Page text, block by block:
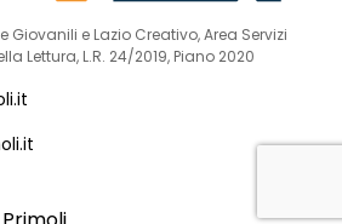
Giovanili e Lazio Creativo, Area Servizi
Lettura, L.R. 24/2019, Piano 2020